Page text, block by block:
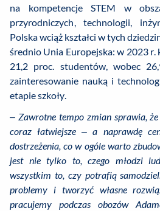
na kompetencje STEM w
przyrodniczych, technologii,
Polska wciąż kształci w tych
średnio Unia Europejska: w 2023 r.
21,2 proc. studentów, wobec
zainteresowanie nauką i
etapie szkoły.
– Zawrotne tempo zmian sprawia,
coraz łatwiejsze – a naprawdę
dostrzeżenia, co w ogóle warto
jest nie tylko to, czego młodzi
wszystkim to, czy potrafią
problemy i tworzyć własne
pracujemy podczas obozów